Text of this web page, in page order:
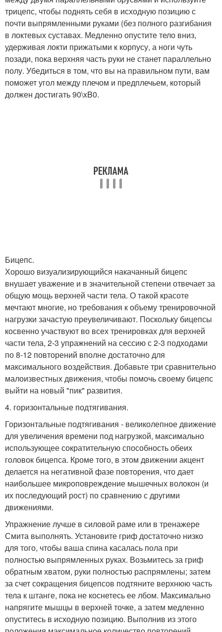
трицепс, чтобы поднять себя в исходную позицию с
почти выпрямленными руками (без полного разгибания
в локтевых суставах. Медленно опустите тело вниз,
удерживая локти прижатыми к корпусу, а ноги чуть
позади, пока верхняя часть руки не станет параллельно
полу. Убедиться в том, что вы на правильном пути, вам
поможет угол между плечом и предплечьем, который
должен достигать 90\xB0.
Бицепс.
Хорошо визуализирующийся накачанный бицепс
внушает уважение и в значительной степени отвечает за
общую мощь верхней части тела. О такой красоте
мечтают многие, но требования к объему тренировочной
нагрузки зачастую преувеличивают. Поскольку бицепсы
косвенно участвуют во всех тренировках для верхней
части тела, 2-3 упражнений на сессию с 2-3 подходами
по 8-12 повторений вполне достаточно для
максимального воздействия. Добавьте три сравнительно
малоизвестных движения, чтобы помочь своему бицепс
выйти на новый "пик" развития.
4. горизонтальные подтягивания.
Горизонтальные подтягивания - великолепное движение
для увеличения времени под нагрузкой, максимально
использующее сократительную способность обеих
головок бицепса. Кроме того, в этом движении акцент
делается на негативной фазе повторения, что дает
наибольшее микроповреждение мышечных волокон (и
их последующий рост) по сравнению с другими
движениями.
Упражнение лучше в силовой раме или в тренажере
Смита выполнять. Установите гриф достаточно низко
для того, чтобы ваша спина касалась пола при
полностью выпрямленных руках. Возьмитесь за гриф
обратным хватом, руки полностью распрямлены; затем
за счет сокращения бицепсов подтяните верхнюю часть
тела к штанге, пока не коснетесь ее лбом. Максимально
напрягите мышцы в верхней точке, а затем медленно
опуститесь в исходную позицию. Выполнив из этого